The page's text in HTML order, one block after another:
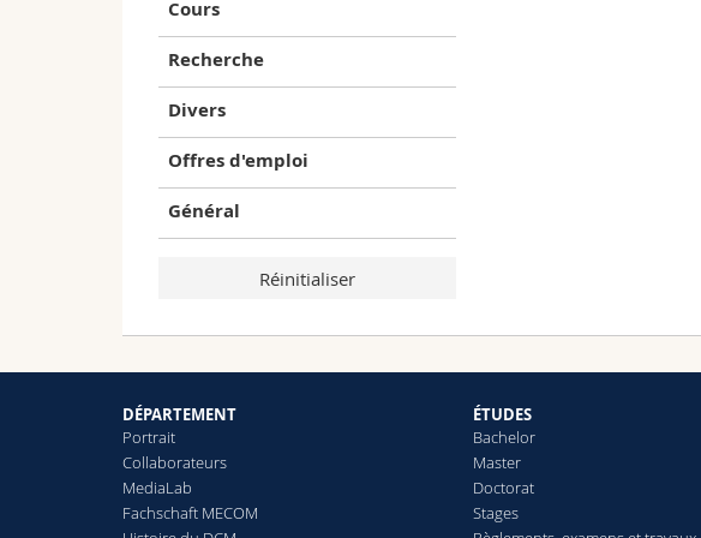
Cours
Recherche
Divers
Offres d'emploi
Général
DÉPARTEMENT
Portrait
Collaborateurs
MediaLab
Fachschaft MECOM
ÉTUDES
Bachelor
Master
Doctorat
Stages